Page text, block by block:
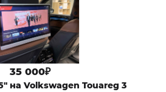
35 000₽
на Volkswagen Touareg 3